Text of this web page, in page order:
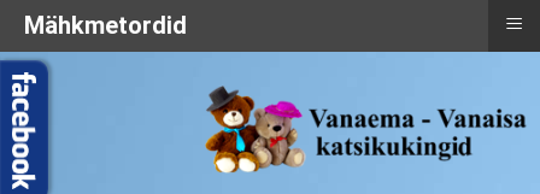
Mähkmetordid ≡